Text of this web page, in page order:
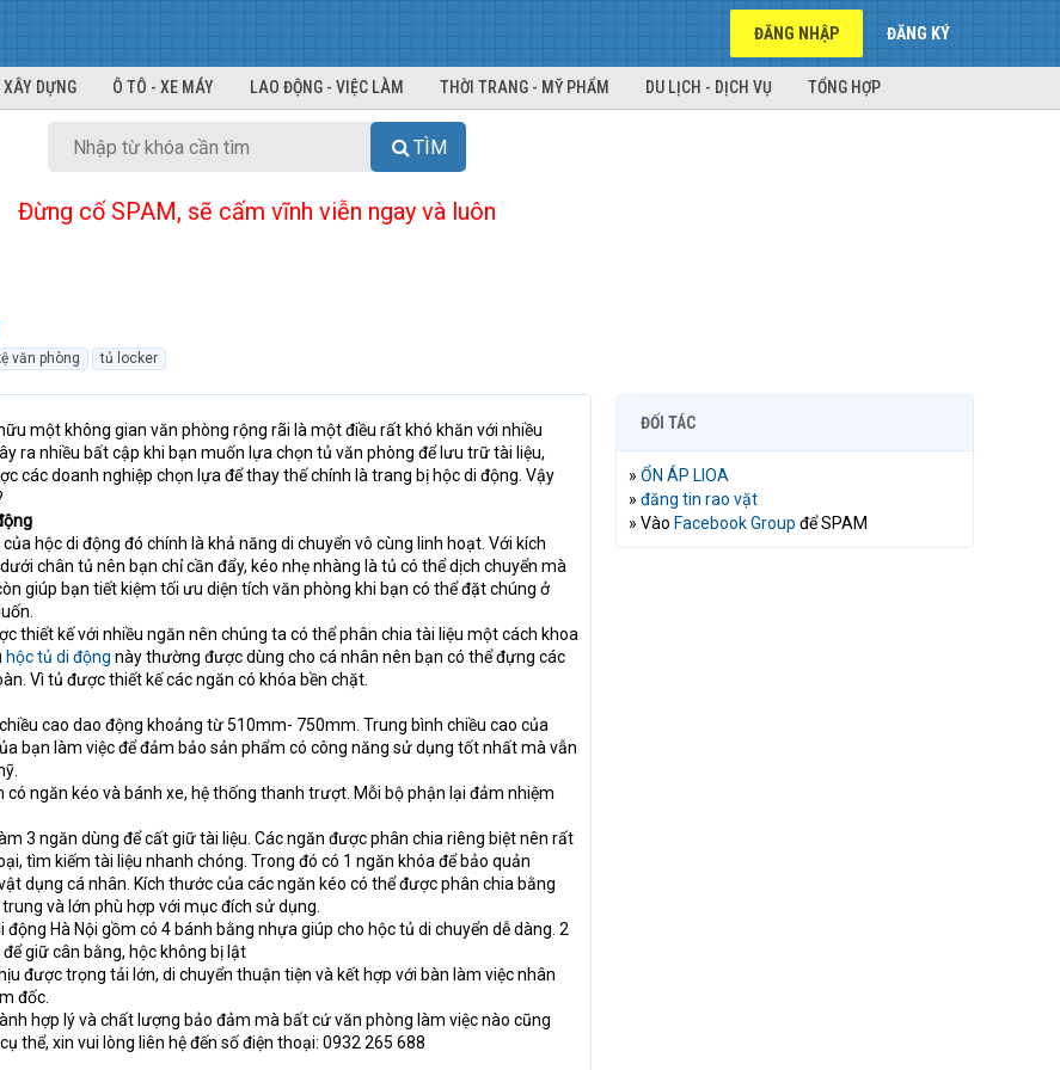
ĐĂNG NHẬP ĐĂNG KÝ
DỰNG Ô TÔ - XE MÁY LAO ĐỘNG - VIỆC LÀM THỜI TRANG - MỸ PHẨM DU LỊCH - DỊCH VỤ TỔNG HỢP
TÌM
Đừng cố SPAM, sẽ cấm vĩnh viễn ngay và luôn
văn phòng tủ locker
một không gian văn phòng rộng rãi là một điều rất khó khăn với nhiều
ra nhiều bất cập khi bạn muốn lựa chọn tủ văn phòng để lưu trữ tài liệu,
các doanh nghiệp chọn lựa để thay thế chính là trang bị hộc di động. Vậy
hộc di động đó chính là khả năng di chuyển vô cùng linh hoạt. Với kích
chân tủ nên bạn chỉ cần đẩy, kéo nhẹ nhàng là tủ có thể dịch chuyển mà
giúp bạn tiết kiệm tối ưu diện tích văn phòng khi bạn có thể đặt chúng ở
thiết kế với nhiều ngăn nên chúng ta có thể phân chia tài liệu một cách khoa
hộc tủ di động này thường được dùng cho cá nhân nên bạn có thể đựng các
Vì tủ được thiết kế các ngăn có khóa bền chặt.
cao dao động khoảng từ 510mm- 750mm. Trung bình chiều cao của
bạn làm việc để đảm bảo sản phẩm có công năng sử dụng tốt nhất mà vẫn
có ngăn kéo và bánh xe, hệ thống thanh trượt. Mỗi bộ phận lại đảm nhiệm
3 ngăn dùng để cất giữ tài liệu. Các ngăn được phân chia riêng biệt nên rất
tìm kiếm tài liệu nhanh chóng. Trong đó có 1 ngăn khóa để bảo quản
dụng cá nhân. Kích thước của các ngăn kéo có thể được phân chia bằng
và lớn phù hợp với mục đích sử dụng.
động Hà Nội gồm có 4 bánh bằng nhựa giúp cho hộc tủ di chuyển dễ dàng. 2
giữ cân bằng, hộc không bị lật
được trọng tải lớn, di chuyển thuận tiện và kết hợp với bàn làm việc nhân
đốc.
hợp lý và chất lượng bảo đảm mà bất cứ văn phòng làm việc nào cũng
thể, xin vui lòng liên hệ đến số điện thoại: 0932 265 688
ĐỐI TÁC
» ỔN ÁP LIOA
» đăng tin rao vặt
» Vào Facebook Group để SPAM